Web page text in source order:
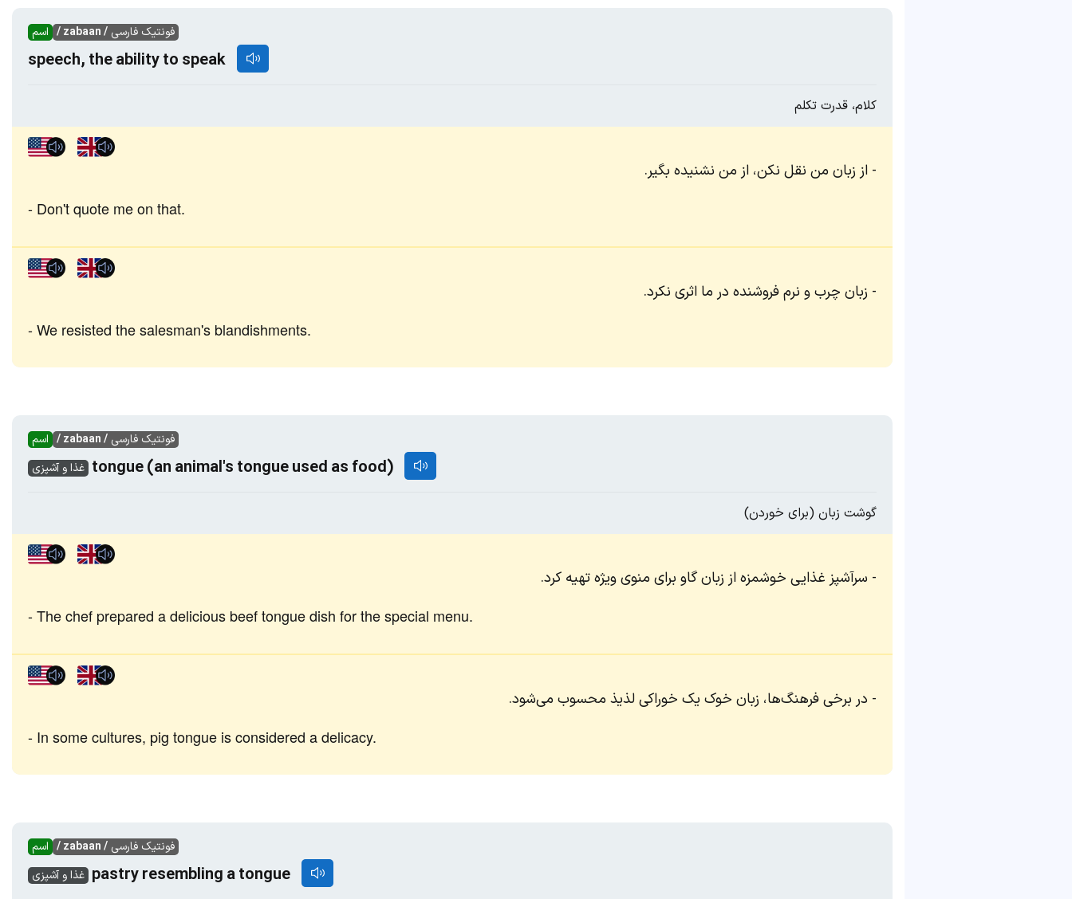
اسم فونتیک فارسی / zabaan /
speech, the ability to speak
کلام، قدرت تکلم
از زبان من نقل نکن، از من نشنیده بگیر.
Don't quote me on that.
زبان چرب و نرم فروشنده در ما اثری نکرد.
We resisted the salesman's blandishments.
اسم فونتیک فارسی / zabaan /
غذا و آشپزی tongue (an animal's tongue used as food)
گوشت زبان (برای خوردن)
سرآشپز غذایی خوشمزه از زبان گاو برای منوی ویژه تهیه کرد.
The chef prepared a delicious beef tongue dish for the special menu.
در برخی فرهنگ‌ها، زبان خوک یک خوراکی لذیذ محسوب می‌شود.
In some cultures, pig tongue is considered a delicacy.
اسم فونتیک فارسی / zabaan /
غذا و آشپزی pastry resembling a tongue